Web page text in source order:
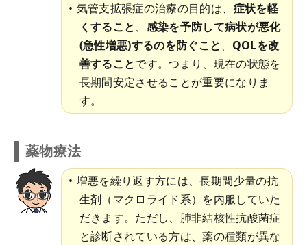
気管支拡張症の治療の目的は、 症状を軽
くすること、 感染を予防して病状が悪化
(急性増悪)するのを防ぐこと、 QOLを改
善することです。つまり、現在の状態を
長期間安定させることが重要になりま
す。
薬物療法
増悪を繰り返す方には、長期間少量の抗
生剤（マクロライド系）を内服していた
だきます。ただし、肺非結核性抗酸菌症
と診断されている方は、薬の種類が異な